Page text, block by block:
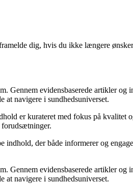
dig, hvis du ikke længere
evidensbaserede artikler
navigere i sundhedsuniverset.
er kurateret med fokus på kvalitet
der både informerer og
evidensbaserede artikler
navigere i sundhedsuniverset.